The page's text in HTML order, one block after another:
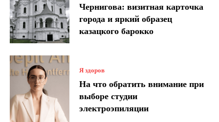
Чернигова: визитная карточка
города и яркий образец
казацкого барокко
Я здоров
На что обратить внимание при
выборе студии
электроэпиляции